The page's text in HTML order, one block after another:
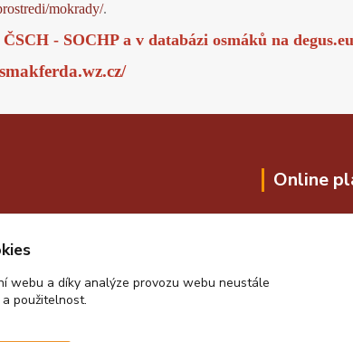
mokrady/.
- SOCHP a v databázi osmáků na degus.eu
Online
webu a díky analýze provozu webu neustále
použitelnost.